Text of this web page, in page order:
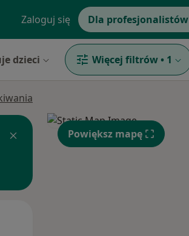
Zaloguj się Dla profesjonalistów
dzieci Więcej filtrów • 1
Powiększ mapę